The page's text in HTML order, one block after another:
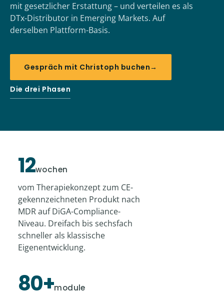
mit gesetzlicher Erstattung – und verteilen es als
DTx-Distributor in Emerging Markets. Auf
derselben Plattform-Basis.
Gespräch mit Christoph buchen→
Die drei Phasen
12wochen
vom Therapiekonzept zum CE-
gekennzeichneten Produkt nach
MDR auf DiGA-Compliance-
Niveau. Dreifach bis sechsfach
schneller als klassische
Eigenentwicklung.
80+module